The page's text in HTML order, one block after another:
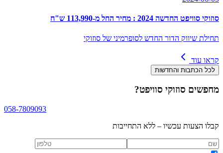
סוזוקי סוויפט החדשה 2024 : מחיר החל מ-113,990 ש"ח
תחילת שיווק הדור החדש לסופרמיני של סוזוקי
קראו עוד
לכל הכתבות והחדשות
מחפשים סוזוקי סוויפט?
058-7809093
קבלו הצעות עכשיו – ללא התחייבות